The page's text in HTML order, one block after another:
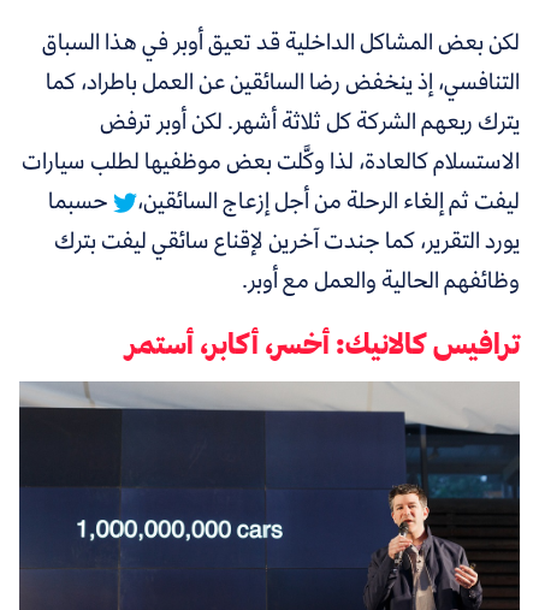
لكن بعض المشاكل الداخلية قد تعيق أوبر في هذا السباق
التنافسي، إذ ينخفض رضا السائقين عن العمل باطراد، كما
يترك ربعهم الشركة كل ثلاثة أشهر. لكن أوبر ترفض
الاستسلام كالعادة، لذاوكَّلت بعض موظفيها لطلب سيارات
ليفت ثم إلغاء الرحلة من أجل إزعاج السائقين،
حسبما
يورد التقرير، كما جندت آخرين لإقناع سائقي ليفت بترك
وظائفهم الحالية والعمل مع أوبر.
ترافيس كالانيك: أخسر، أكابر، أستمر